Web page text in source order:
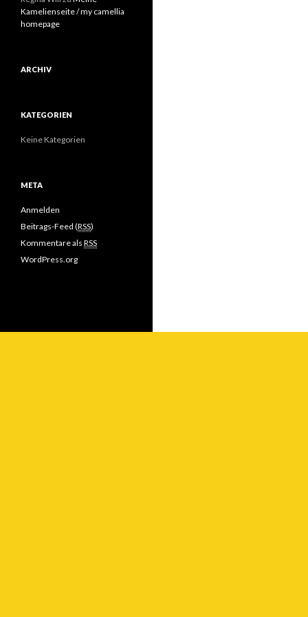
Kamelienseite / my camellia
homepage
ARCHIV
KATEGORIEN
Keine Kategorien
META
Anmelden
Beitrags-Feed (RSS)
Kommentare als RSS
WordPress.org